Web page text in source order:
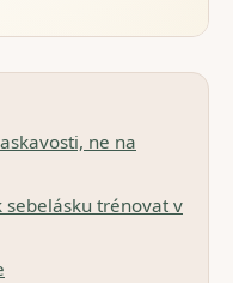
ne na
sebelásku trénovat v